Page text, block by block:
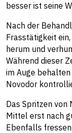
besser ist seine
Nach der
Frasstätigkeit
herum und
Während dieser
im Auge
Novodor
Das Spritzen von
Mittel erst nach
Ebenfalls